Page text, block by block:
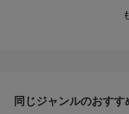
同じジャンルのおすす